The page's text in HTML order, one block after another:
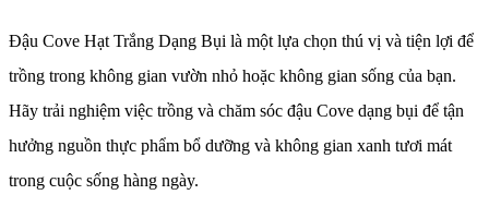
Đậu Cove Hạt Trắng Dạng Bụi là một lựa chọn thú vị và tiện lợi để
trồng trong không gian vườn nhỏ hoặc không gian sống của bạn.
Hãy trải nghiệm việc trồng và chăm sóc đậu Cove dạng bụi để tận
hưởng nguồn thực phẩm bổ dưỡng và không gian xanh tươi mát
trong cuộc sống hàng ngày.